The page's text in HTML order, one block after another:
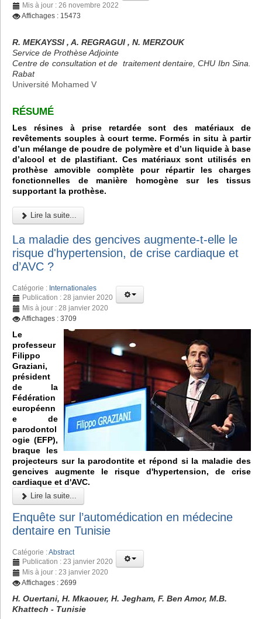
Mis à jour : 26 novembre 2022
Affichages : 15473
R. MEKAYSSI , A. REGRAGUI , N. MERZOUK
Service de Prothèse Adjointe
Centre de consultation et de traitement dentaire, CHU Ibn Sina.
Rabat
Université Mohamed V
RÉSUMÉ
Les résines à prise retardée sont des matériaux de
revêtements souples à court terme. Formés in situ à partir
d’un mélange de poudre de polymère et d’un liquide à base
d’alcool et de plastifiant. Ces matériaux sont utilisés en
prothèse amovible complète pour répartir les charges
fonctionnelles de manière homogène sur les tissus
supportant la prothèse.
Lire la suite...
La maladie des gencives augmente-t-elle le
risque d'hypertension, de crise cardiaque et
d’AVC ?
Catégorie : Internationales
Publication : 28 janvier 2020
Mis à jour : 28 janvier 2020
Affichages : 3709
Le
professeur
Filippo
Graziani,
président
de la
Fédération
européenn
e de
parodontol
ogie (EFP),
braque les
projecteurs sur la parodontite et répond si la maladie des
gencives augmente le risque d'hypertension, de crise
cardiaque et d'AVC.
Lire la suite...
Enquête sur l’automédication en médecine
dentaire en Tunisie
Catégorie :Abstract
Publication : 23 janvier 2020
Mis à jour : 23 janvier 2020
Affichages : 2699
H. Ouertani, H. Mkaouer, H. Jegham, F. Ben Amor, M.B.
Khattech - Tunisie